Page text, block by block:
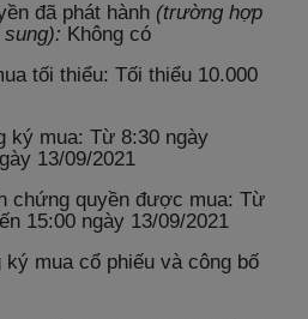
đã phát hành (trường hợp
sung): Không có
tối thiểu: Tối thiểu 10.000
ký mua: Từ 8:30 ngày
13/09/2021
chứng quyền được mua: Từ
15:00 ngày 13/09/2021
mua cổ phiếu và công bố